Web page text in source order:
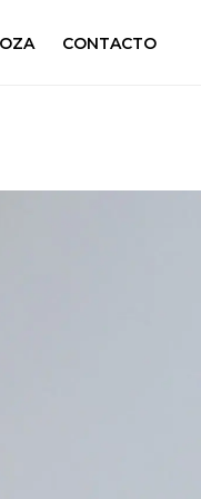
CONTACTO